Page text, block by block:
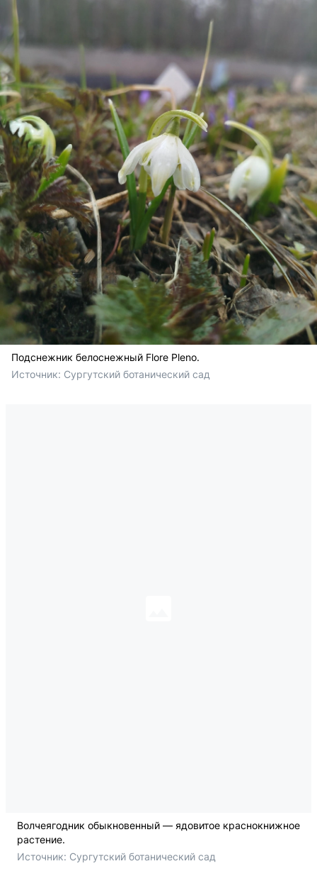
Подснежник белоснежный Flore Pleno.
Источник: Сургутский ботанический сад
Волчеягодник обыкновенный — ядовитое краснокнижное
растение.
Источник: Сургутский ботанический сад